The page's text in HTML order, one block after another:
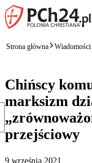
Strona główna Wiadomości
Chińscy
marksizm
przejściowy
9 września 2021